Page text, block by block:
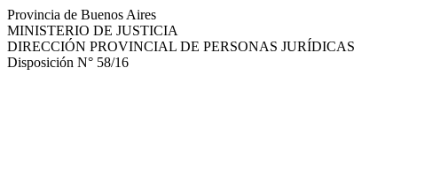
Provincia de Buenos Aires
MINISTERIO DE JUSTICIA
DIRECCIÓN PROVINCIAL DE PERSONAS JURÍDICAS
Disposición N° 58/16